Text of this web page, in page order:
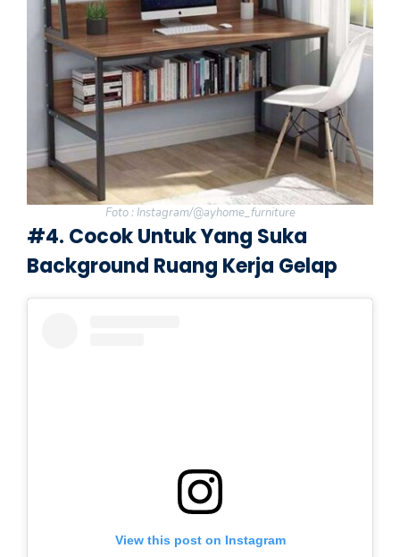
Foto : Instagram/@ayhome_furniture
#4. Cocok Untuk Yang Suka
Background Ruang Kerja Gelap
View this post on Instagram